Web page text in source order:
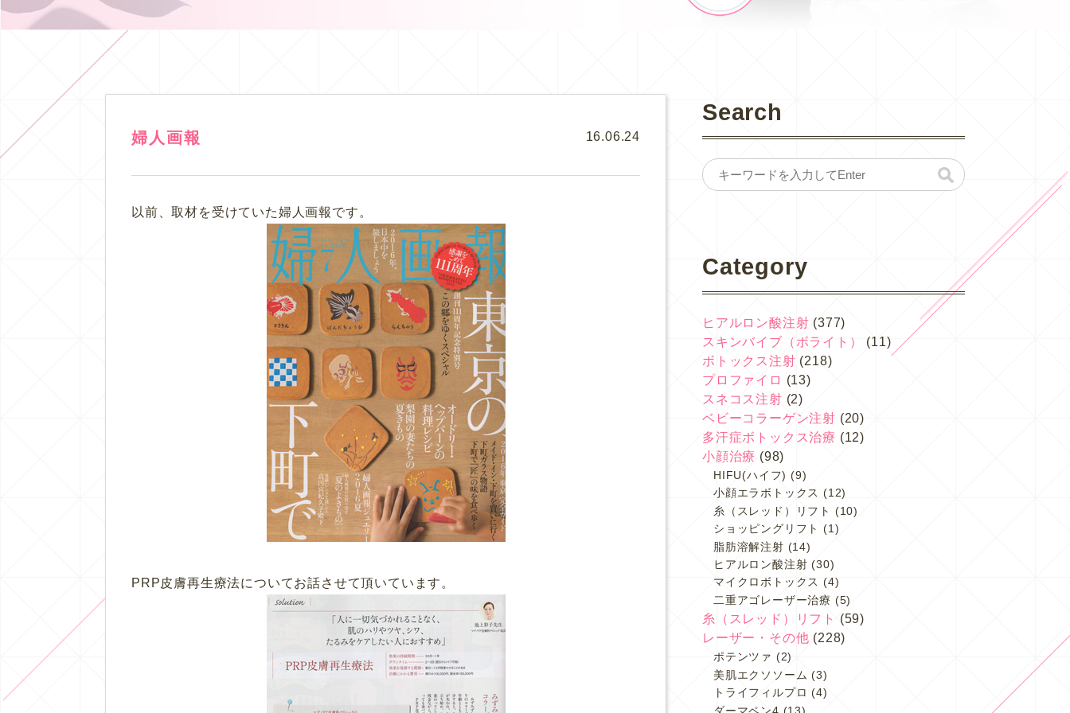
婦人画報 16.06.24
以前、取材を受けていた婦人画報です。
PRP皮膚再生療法についてお話させて頂いています。
Search
Category
ヒアルロン酸注射 (377)
スキンバイブ（ボライト）
(11)
ボトックス注射 (218)
プロファイロ (13)
スネコス注射 (2)
ベビーコラーゲン注射 (20)
多汗症ボトックス治療 (12)
小顔治療 (98)
HIFU(ハイフ) (9)
小顔エラボトックス (12)
糸（スレッド）リフト
(10)
ショッピングリフト
(1)
脂肪溶解注射 (14)
ヒアルロン酸注射 (30)
マイクロボトックス (4)
二重アゴレーザー治療 (5)
糸（スレッド）リフト
(59)
レーザー・その他 (228)
ポテンツァ (2)
美肌エクソソーム (3)
トライフィルプロ (4)
ダーマペン4 (13)